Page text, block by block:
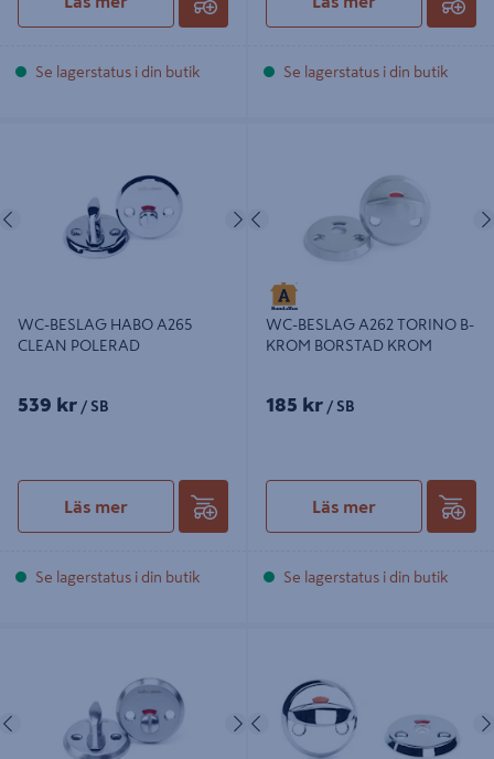
Se lagerstatus i din butik Se lagerstatus i din butik
Föregående Nästa
WC-BESLAG HABO A265
CLEAN POLERAD
539 kr / SB
Läs mer
Se lagerstatus i din butik
WC-BESLAG A262 TORINO B-
KROM BORSTAD KROM
185 kr / SB
Läs mer
Se lagerstatus i din butik
Föregående NästaFöregående